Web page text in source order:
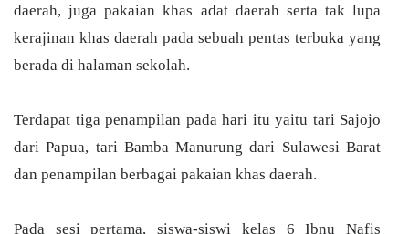
daerah, juga pakaian khas adat daerah serta tak lupa
kerajinan khas daerah pada sebuah pentas terbuka yang
berada di halaman sekolah.
Terdapat tiga penampilan pada hari itu yaitu tari Sajojo
dari Papua, tari Bamba Manurung dari Sulawesi Barat
dan penampilan berbagai pakaian khas daerah.
Pada sesi pertama, siswa-siswi kelas 6 Ibnu Nafis